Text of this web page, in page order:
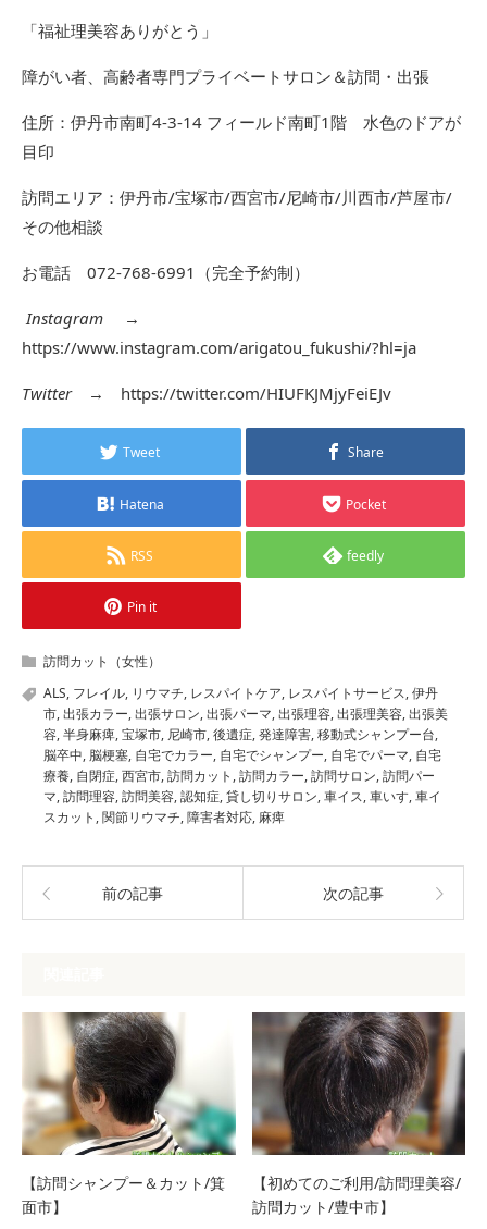
「福祉理美容ありがとう」
障がい者、高齢者専門プライベートサロン＆訪問・出張
住所：伊丹市南町4-3-14 フィールド南町1階 水色のドアが
目印
訪問エリア：伊丹市/宝塚市/西宮市/尼崎市/川西市/芦屋市/
その他相談
お電話 072-768-6991（完全予約制）
Instagram →
https://www.instagram.com/arigatou_fukushi/?hl=ja
Twitter→ https://twitter.com/HIUFKJMjyFeiEJv
Tweet Share
Hatena Pocket
RSS feedly
Pin it
訪問カット（女性）
ALS, フレイル, リウマチ, レスパイトケア, レスパイトサービス,伊丹
市,出張カラー,出張サロン,出張パーマ,出張理容,出張理美容,出張美
容,半身麻痺,宝塚市, 尼崎市,後遺症,発達障害,移動式シャンプー台,
脳卒中, 脳梗塞, 自宅でカラー, 自宅でシャンプー, 自宅でパーマ, 自宅
療養, 自閉症,西宮市,訪問カット ,訪問カラー,訪問サロン,訪問パー
マ,訪問理容,訪問美容,認知症,貸し切りサロン,車イス,車いす,車イ
スカット ,関節リウマチ,障害者対応, 麻痺
前の記事 次の記事
【訪問シャンプー＆カット/箕
面市】
【初めてのご利用/訪問理美容/
訪問カット/豊中市】